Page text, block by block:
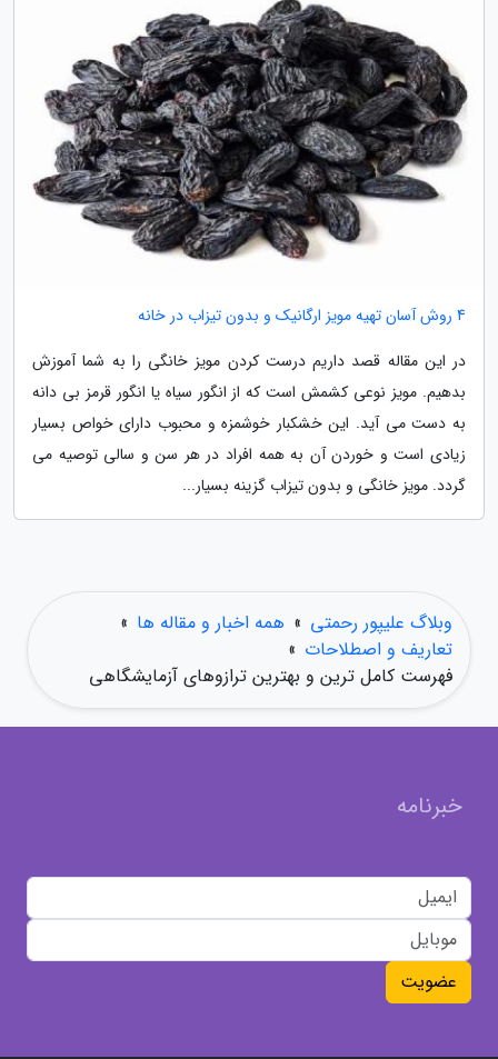
4 روش آسان تهیه مویز ارگانیک و بدون تیزاب در خانه
در این مقاله قصد داریم درست کردن مویز خانگی را به شما آموزش
بدهیم. مویز نوعی کشمش است که از انگور سیاه یا انگور قرمز بی دانه
به دست می آید. این خشکبار خوشمزه و محبوب دارای خواص بسیار
زیادی است و خوردن آن به همه افراد در هر سن و سالی توصیه می
گردد. مویز خانگی و بدون تیزاب گزینه بسیار...
وبلاگ علیپور رحمتی » همه اخبار و مقاله ها »
تعاریف و اصطلاحات »
فهرست کامل ترین و بهترین ترازوهای آزمایشگاهی
خبرنامه
عضویت